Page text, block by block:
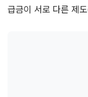
급금이 서로 다른 제